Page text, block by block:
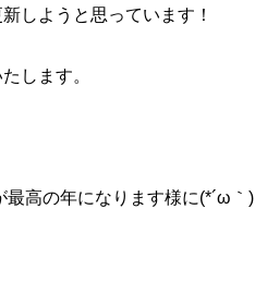
しようと思っています！
します。
最高の年になります様に(*´ω｀)